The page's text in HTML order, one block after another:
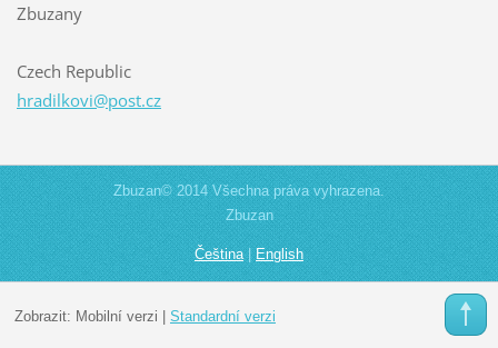
Zbuzany
Czech Republic
hradilkovi@post.cz
Zbuzan© 2014 Všechna práva vyhrazena.
Zbuzan
Čeština|English
Zobrazit: Mobilní verzi Standardní verzi